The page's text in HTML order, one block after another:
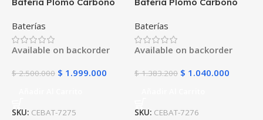
VRLA | Alta Capacidad de
Descarga | Para Grandes
Instalaciones Solares
Baterías
Available on backorder
$2.500.000 $ 1.999.000
SKU: CEBAT-7275
VRLA | Máxima Capacidad
| Ciclo Profundo para
Grandes Proyectos
Baterías
Available on backorder
$1.383.200 $ 1.040.000
SKU: CEBAT-7276